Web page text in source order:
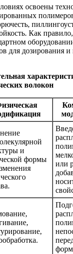
освоены
Как
для дозирования и
волокон
и
формы
или